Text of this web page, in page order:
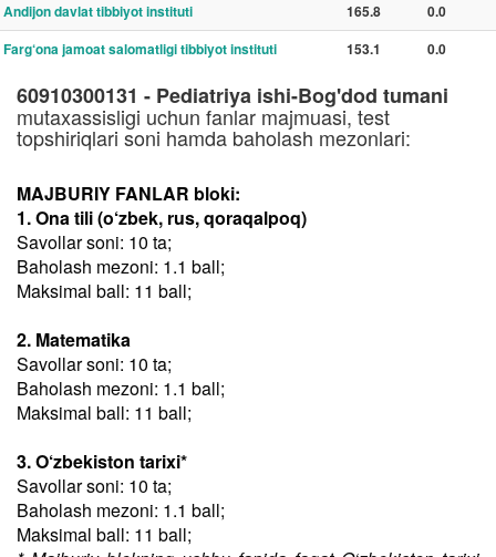
Andijon davlat tibbiyot instituti 165.8
0.0
Farg‘ona jamoat salomatligi tibbiyot instituti
153.1 0.0
60910300131 - Pediatriya ishi-Bog'dod tumani
mutaxassisligi uchun fanlar majmuasi, test
topshiriqlari soni hamda baholash mezonlari:
MAJBURIY FANLAR bloki:
1. Ona tili (o‘zbek, rus, qoraqalpoq)
Savollar soni: 10 ta;
Baholash mezoni: 1.1 ball;
Maksimal ball: 11 ball;
2. Matematika
Savollar soni: 10 ta;
Baholash mezoni: 1.1 ball;
Maksimal ball: 11 ball;
3. O‘zbekiston tarixi*
Savollar soni: 10 ta;
Baholash mezoni: 1.1 ball;
Maksimal ball: 11 ball;